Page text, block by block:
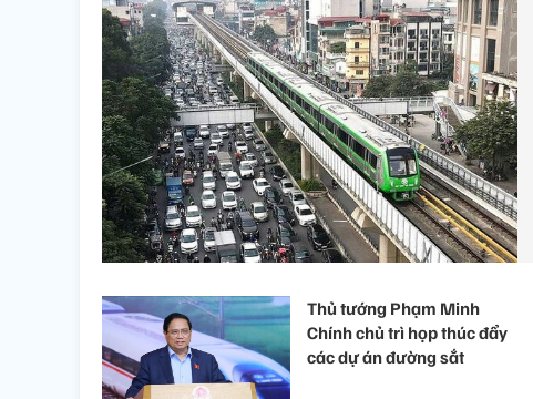
Thủ tướng Phạm Minh
Chính chủ trì họp thúc đẩy
các dự án đường sắt